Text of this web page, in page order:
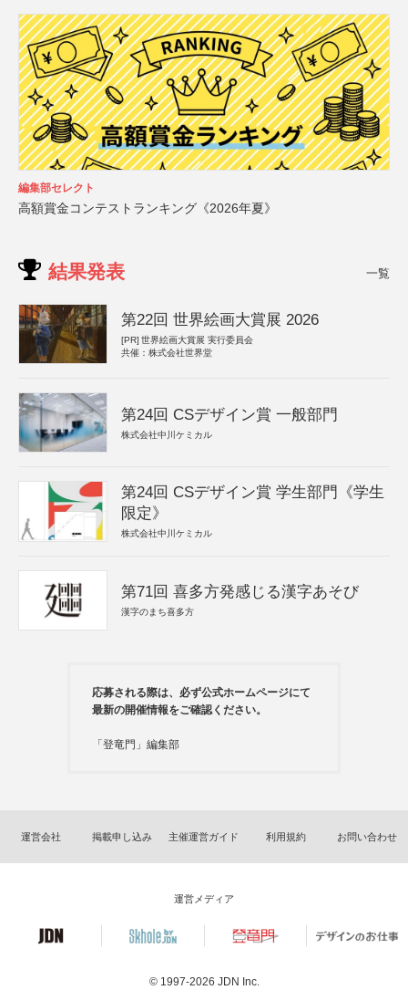
編集部セレクト
高額賞金コンテストランキング《2026年夏》
結果発表 一覧
第22回 世界絵画大賞展 2026
[PR] 世界絵画大賞展 実行委員会
共催：株式会社世界堂
第24回 CSデザイン賞 一般部門
株式会社中川ケミカル
第24回 CSデザイン賞 学生部門《学生
限定》
株式会社中川ケミカル
第71回 喜多方発感じる漢字あそび
漢字のまち喜多方
応募される際は、必ず公式ホームページにて
最新の開催情報をご確認ください。
「登竜門」編集部
運営会社 掲載申し込み 主催運営ガイド 利用規約 お問い合わせ
運営メディア
© 1997-2026 JDN Inc.